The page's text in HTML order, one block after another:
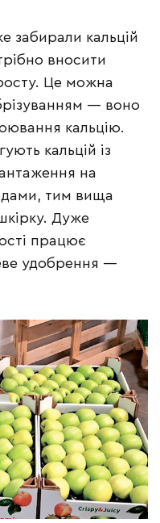
забирали кальцій
вносити
Це можна
— воно
кальцію.
кальцій із
на
тим вища
Дуже
працює
удобрення —